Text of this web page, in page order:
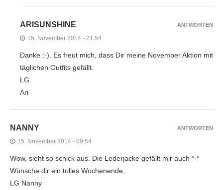
ARISUNSHINE
15. November 2014 - 21:54
Danke :-). Es freut mich, dass Dir meine November Aktion mit
täglichen Outfits gefällt.
LG
Ari
ANTWORTEN
NANNY
15. November 2014 - 09:54
Wow, sieht so schick aus. Die Lederjacke gefällt mir auch *-*
Wünsche dir ein tolles Wochenende,
LG Nanny
ANTWORTEN